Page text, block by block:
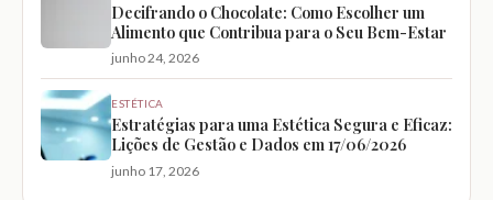
Decifrando o Chocolate: Como Escolher um
Alimento que Contribua para o Seu Bem-Estar
junho 24, 2026
ESTÉTICA
Estratégias para uma Estética Segura e Eficaz:
Lições de Gestão e Dados em 17/06/2026
junho 17, 2026